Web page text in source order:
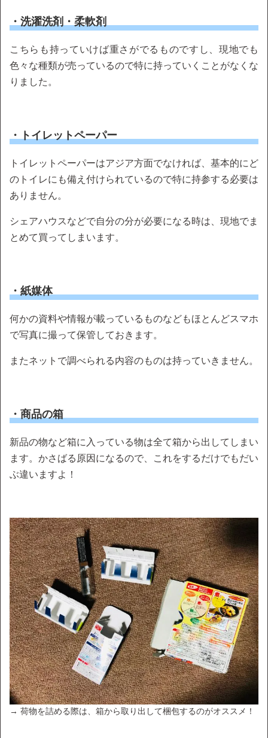
・洗濯洗剤・柔軟剤
こちらも持っていけば重さがでるものですし、現地でも
色々な種類が売っているので特に持っていくことがなくな
りました。
・トイレットペーパー
トイレットペーパーはアジア方面でなければ、基本的にど
のトイレにも備え付けられているので特に持参する必要は
ありません。
シェアハウスなどで自分の分が必要になる時は、現地でま
とめて買ってしまいます。
・紙媒体
何かの資料や情報が載っているものなどもほとんどスマホ
で写真に撮って保管しておきます。
またネットで調べられる内容のものは持っていきません。
・商品の箱
新品の物など箱に入っている物は全て箱から出してしまい
ます。かさばる原因になるので、これをするだけでもだい
ぶ違いますよ！
→ 荷物を詰める際は、箱から取り出して梱包するのがオススメ！